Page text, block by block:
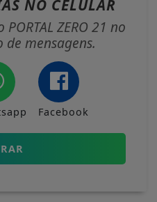
NO CELULAR
ZERO 21 no
mensagens.
Facebook